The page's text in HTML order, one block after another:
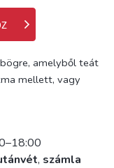
amelyből teát
mellett, vagy
, számla